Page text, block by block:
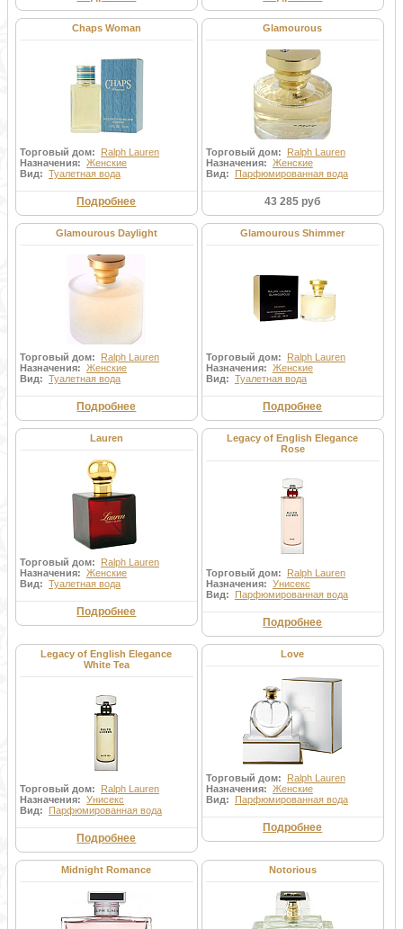
Chaps Woman
Торговый дом: Ralph Lauren
Назначения: Женские
Вид: Туалетная вода
Подробнее
Glamourous
Торговый дом: Ralph Lauren
Назначения: Женские
Вид: Парфюмированная вода
43 285 руб
Glamourous Daylight
Торговый дом: Ralph Lauren
Назначения: Женские
Вид: Туалетная вода
Подробнее
Glamourous Shimmer
Торговый дом: Ralph Lauren
Назначения: Женские
Вид: Туалетная вода
Подробнее
Lauren
Торговый дом: Ralph Lauren
Назначения: Женские
Вид: Туалетная вода
Подробнее
Legacy of English Elegance
Rose
Торговый дом: Ralph Lauren
Назначения: Унисекс
Вид: Парфюмированная вода
Подробнее
Legacy of English Elegance
White Tea
Торговый дом: Ralph Lauren
Назначения: Унисекс
Вид: Парфюмированная вода
Подробнее
Love
Торговый дом: Ralph Lauren
Назначения: Женские
Вид: Парфюмированная вода
Подробнее
Midnight Romance Notorious